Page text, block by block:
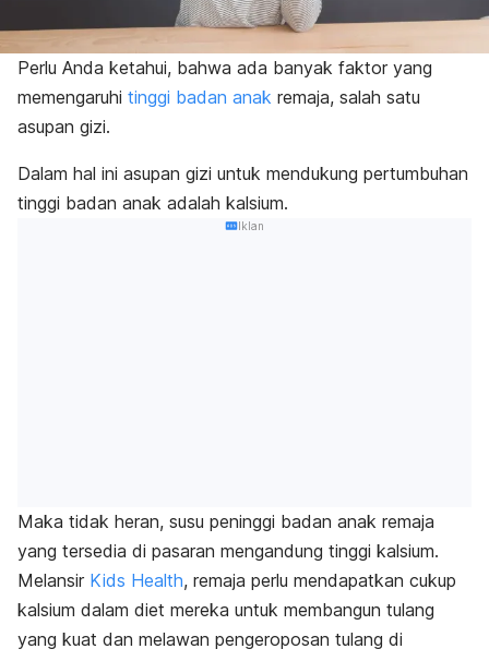
Perlu Anda ketahui, bahwa ada banyak faktor yang
memengaruhi tinggi badan anak remaja, salah satu
asupan gizi.
Dalam hal ini asupan gizi untuk mendukung pertumbuhan
tinggi badan anak adalah kalsium.
Iklan
Maka tidak heran, susu peninggi badan anak remaja
yang tersedia di pasaran mengandung tinggi kalsium.
Melansir Kids Health, remaja perlu mendapatkan cukup
kalsium dalam diet mereka untuk membangun tulang
yang kuat dan melawan pengeroposan tulang di